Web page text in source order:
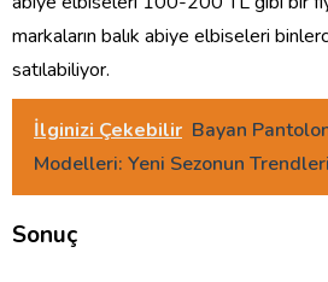
markaların balık abiye elbiseleri
satılabiliyor.
İlginizi Çekebilir Bayan
Modelleri: Yeni Sezonun Trendleri
Sonuç